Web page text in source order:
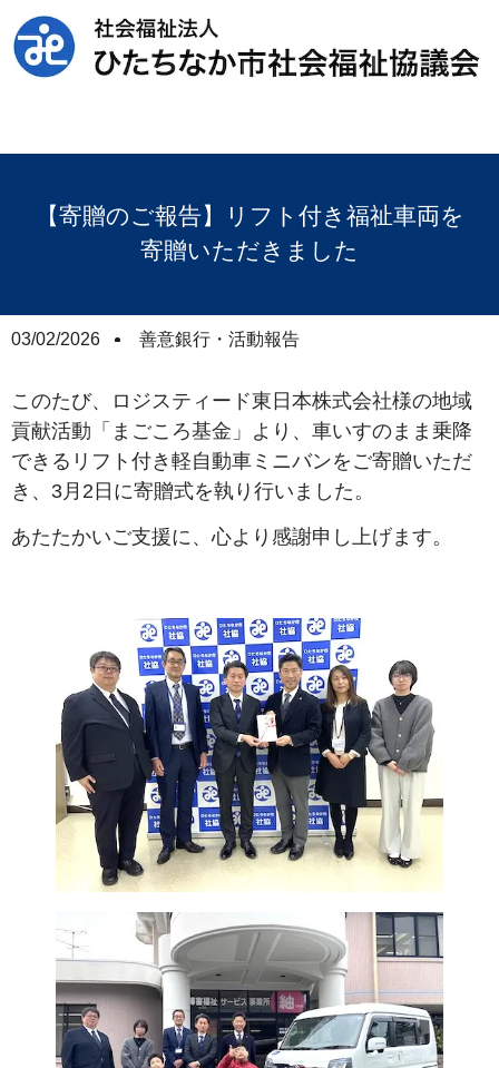
【寄贈のご報告】リフト付き福祉車両を
寄贈いただきました
03/02/2026 善意銀行・活動報告
このたび、ロジスティード東日本株式会社様の地域
貢献活動「まごころ基金」より、車いすのまま乗降
できるリフト付き軽自動車ミニバンをご寄贈いただ
き、3月2日に寄贈式を執り行いました。
あたたかいご支援に、心より感謝申し上げます。